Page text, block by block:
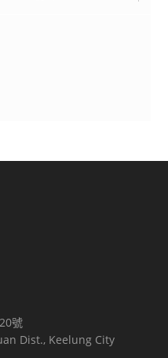
號
Dist., Keelung City